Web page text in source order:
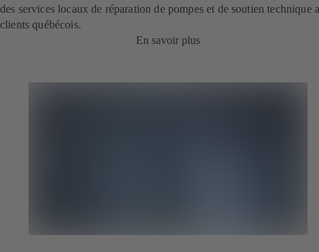
des services locaux de réparation de pompes et de soutien technique
clients québécois.
En savoir plus